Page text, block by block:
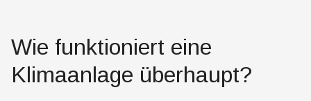
Wie funktioniert eine
Klimaanlage überhaupt?